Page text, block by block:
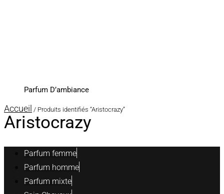
Parfum D’ambiance
Accueil / Produits identifiés “Aristocrazy”
Aristocrazy
Parfum femme
Parfum homme
Parfum mixte